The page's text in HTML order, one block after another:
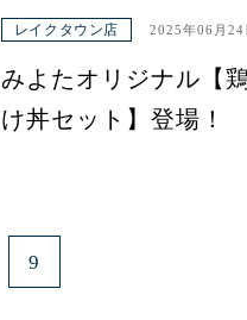
レイクタウン店 2025年06月24
みよたオリジナル【
け丼セット】登場！
9